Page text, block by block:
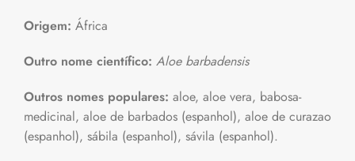
Origem: África
Outro nome científico: Aloe barbadensis
Outros nomes populares: aloe, aloe vera, babosa-
medicinal, aloe de barbados (espanhol), aloe de curazao
(espanhol), sábila (espanhol), sávila (espanhol).